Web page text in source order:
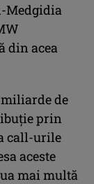
Medgidia
din acea
miliarde de
prin
call-urile
aceste
mai multă